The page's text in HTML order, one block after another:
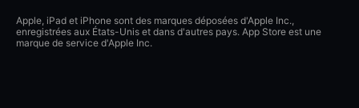
Apple, iPad et iPhone sont des marques déposées d'Apple Inc.,
enregistrées aux États-Unis et dans d'autres pays. App Store est une
marque de service d'Apple Inc.